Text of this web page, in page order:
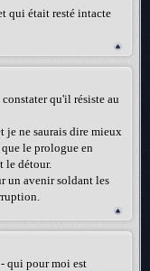
qui était resté intacte
qu'il résiste au
je ne saurais dire mieux
le prologue en
le détour.
un avenir soldant les
qui pour moi est